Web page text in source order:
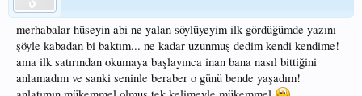
merhabalar hüseyin abi ne yalan söylüyeyim ilk gördüğümde yazını
şöyle kabadan bi baktım... ne kadar uzunmuş dedim kendi kendime!
ama ilk satırından okumaya başlayınca inan bana nasıl bittiğini
anlamadım ve sanki seninle beraber o günü bende yaşadım!